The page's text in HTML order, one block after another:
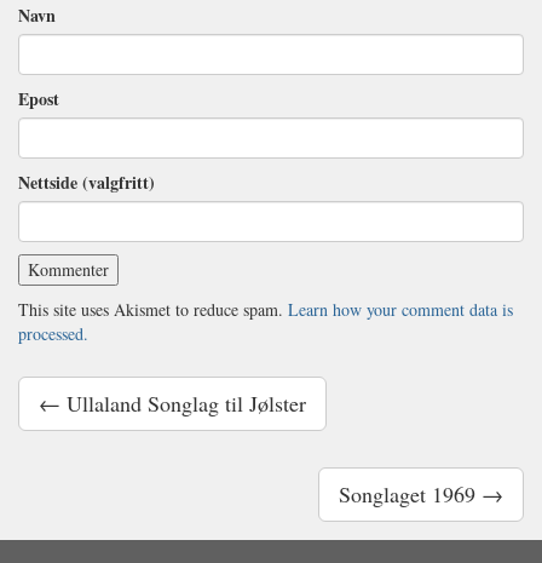
Navn
Epost
Nettside (valgfritt)
This site uses Akismet to reduce spam. Learn how your comment data is
processed.
← Ullaland Songlag til Jølster
Songlaget 1969 →